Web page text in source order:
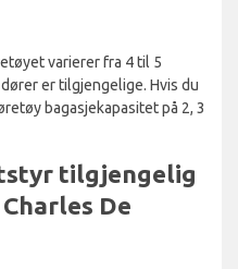
varierer fra 4 til 5
er tilgjengelige. Hvis du
bagasjekapasitet på 2, 3
tilgjengelig
De